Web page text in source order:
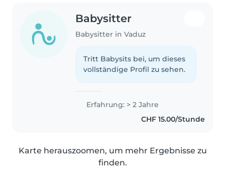
Babysitter
Babysitter in Vaduz
Tritt Babysits bei, um dieses
vollständige Profil zu sehen.
Erfahrung: > 2 Jahre
CHF 15.00/Stunde
Karte herauszoomen, um mehr Ergebnisse zu
finden.